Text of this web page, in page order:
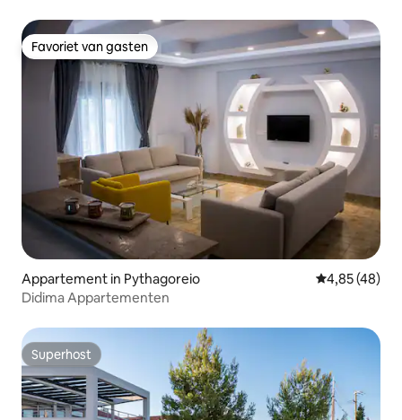
Favoriet van gasten
Favoriet van gasten
Appartement in Pythagoreio Gemiddelde
4,85 (48)
Didima Appartementen
Superhost
Superhost